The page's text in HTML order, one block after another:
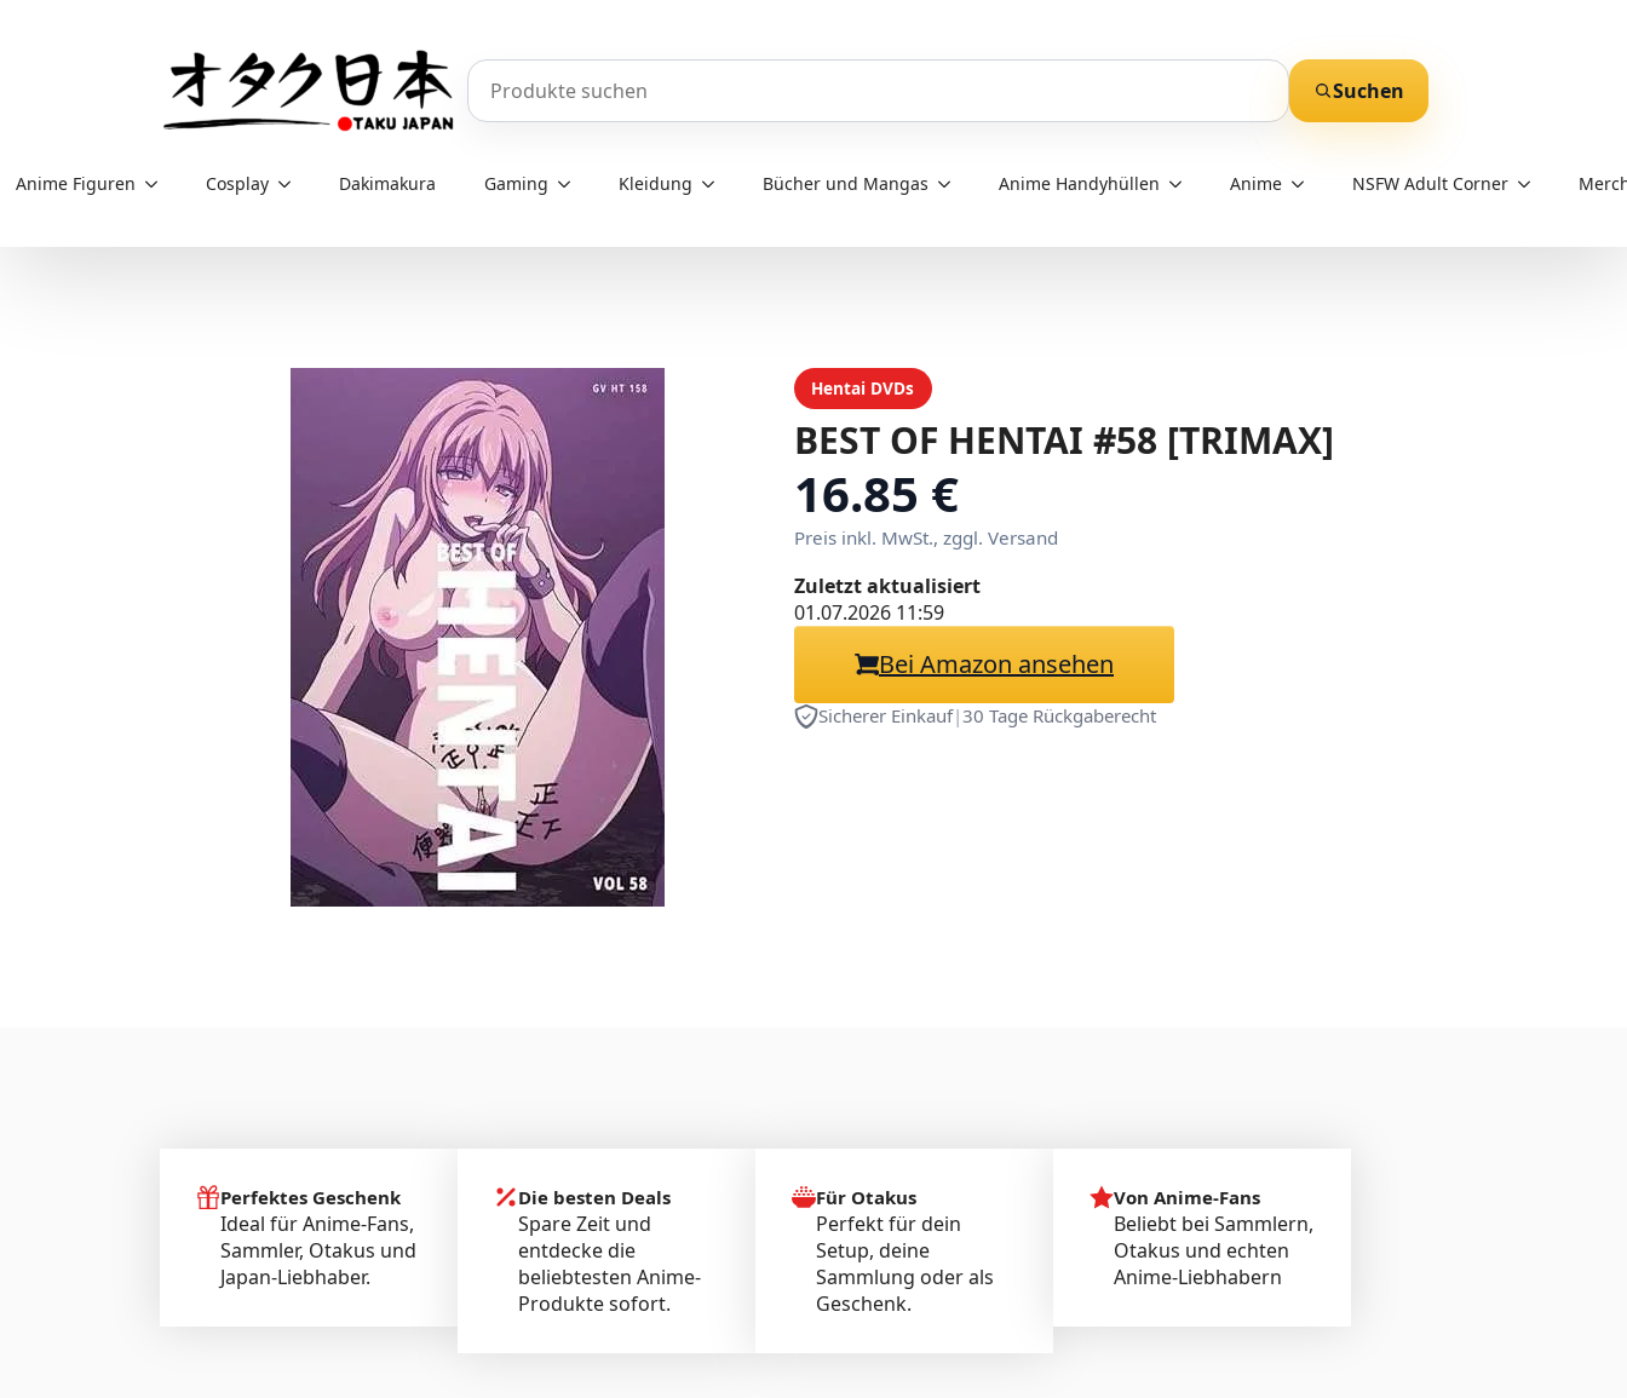
Produkte durchsuchen
Suchen
Anime Figuren Cosplay Dakimakura Gaming Kleidung Bücher und Mangas Anime Handyhüllen Anime NSFW Adult Corner
Hentai DVDs
BEST OF HENTAI #58 [TRIMAX]
16.85 €
Preis inkl. MwSt., zggl. Versand
Zuletzt aktualisiert
01.07.2026 11:59
Bei Amazon ansehen
Sicherer Einkauf|30 Tage Rückgaberecht
Perfektes Geschenk
Ideal für Anime-Fans,
Sammler, Otakus und
Japan-Liebhaber.
Die besten Deals
Spare Zeit und
entdecke die
beliebtesten Anime-
Produkte sofort.
Für Otakus
Perfekt für dein
Setup, deine
Sammlung oder als
Geschenk.
Von Anime-Fans
Beliebt bei Sammlern,
Otakus und echten
Anime-Liebhabern